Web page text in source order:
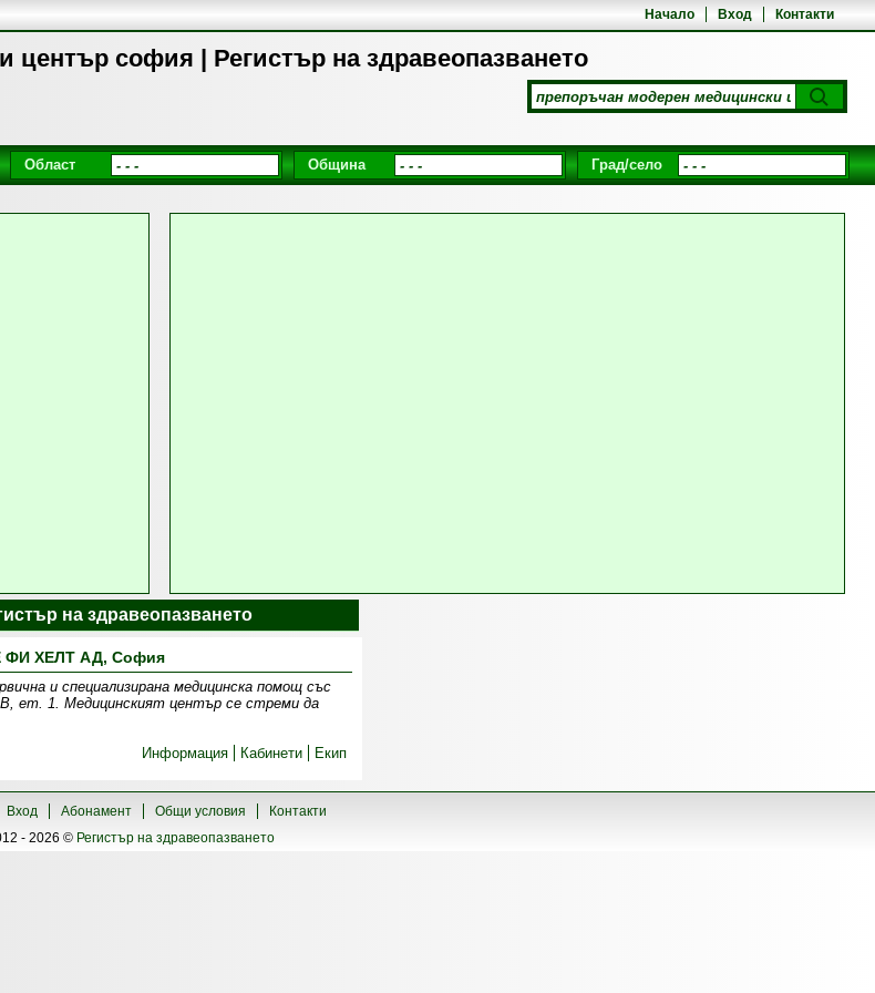
софия | Регистър на здравеопазването
Начало Вход Контакти
Област Община Град/село
на здравеопазването
ХЕЛТ АД, София
и специализирана медицинска помощ със
ет. 1. Медицинският център се стреми да
Информация
Кабинети Екип
Вход Абонамент Общи условия
Контакти
- 2026 © Регистър на здравеопазването